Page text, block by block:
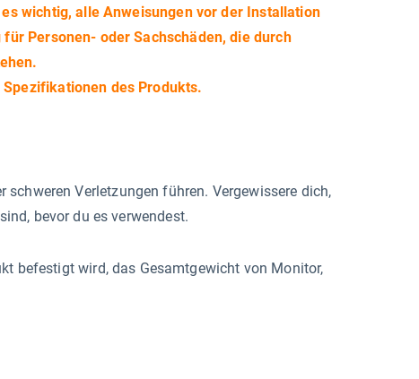
wichtig, alle Anweisungen vor der Installation
Personen- oder Sachschäden, die durch
des Produkts.
Verletzungen führen. Vergewissere dich,
bevor du es verwendest.
befestigt wird, das Gesamtgewicht von Monitor,